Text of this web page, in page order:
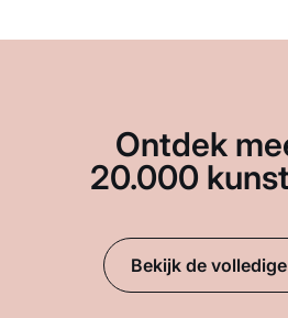
Ontdek
20.000
Bekijk de